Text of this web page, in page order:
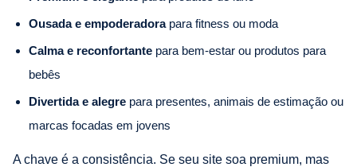
Ousada e empoderadorapara fitness ou moda
Calma e reconfortante para bem-estar ou produtos para
bebês
Divertida e alegre para presentes, animais de estimação ou
marcas focadas em jovens
A chave é a consistência. Se seu site soa premium, mas